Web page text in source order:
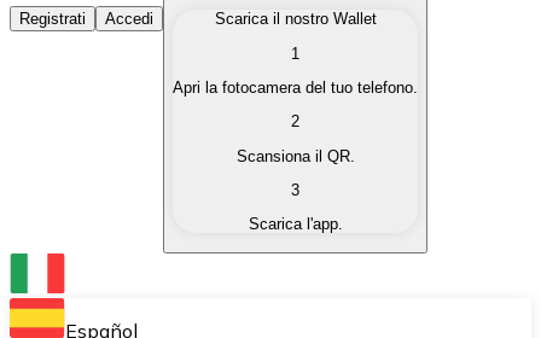
Acquista Criptovalute
Acquista le criptovalute che ti interessano in modo
Converti le tue criptovalute in valuta fiat quando ne
Scambia una criptovaluta con un'altra
Conserva le tue cripto in un Wallet self-custodial.
Registrati Accedi
Scarica il nostro Wallet
1
Apri la fotocamera del tuo telefono.
2
Scansiona il QR.
3
Scarica l'app.
Español